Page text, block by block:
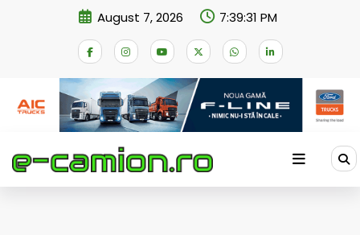
August 7, 2026 7:39:32 PM